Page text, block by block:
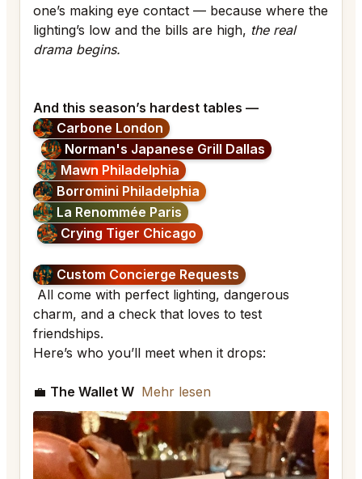
one’s making eye contact — because where the
lighting’s low and the bills are high, the real
drama begins.
And this season’s hardest tables —
Carbone London
Norman's Japanese Grill Dallas
Mawn Philadelphia
Borromini Philadelphia
La Renommée Paris
Crying Tiger Chicago
Custom Concierge Requests
All come with perfect lighting, dangerous
charm, and a check that loves to test
friendships.
Here’s who you’ll meet when it drops:
💼 The Wallet W Mehr lesen